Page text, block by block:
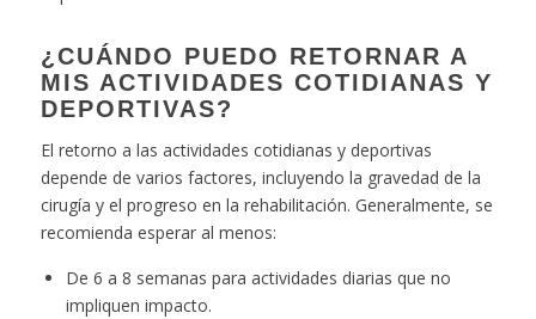
¿CUÁNDO PUEDO RETORNAR A
MIS ACTIVIDADES COTIDIANAS Y
DEPORTIVAS?
El retorno a las actividades cotidianas y deportivas
depende de varios factores, incluyendo la gravedad de la
cirugía y el progreso en la rehabilitación. Generalmente, se
recomienda esperar al menos:
De 6 a 8 semanas para actividades diarias que no
impliquen impacto.